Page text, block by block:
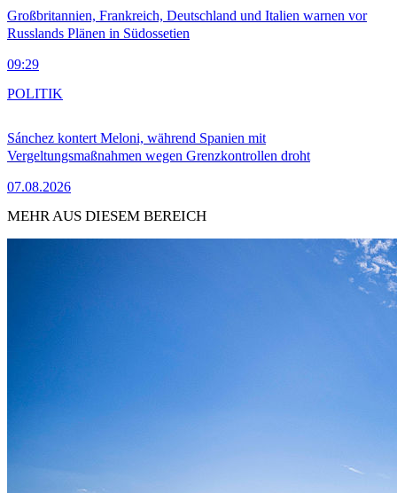
Großbritannien, Frankreich, Deutschland und Italien warnen vor
Russlands Plänen in Südossetien
09:29
Sánchez kontert Meloni, während Spanien mit
Vergeltungsmaßnahmen wegen Grenzkontrollen droht
07.08.2026
POLITIK
MEHR AUS DIESEM BEREICH